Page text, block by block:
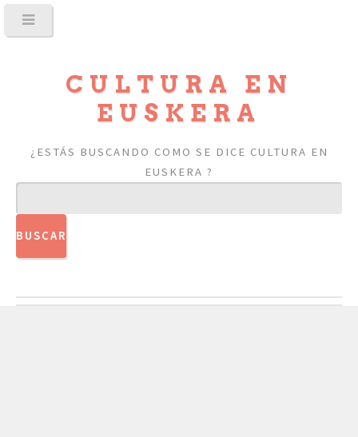
CULTURA EN
EUSKERA
¿ESTÁS BUSCANDO COMO SE DICE CULTURA EN
EUSKERA ?